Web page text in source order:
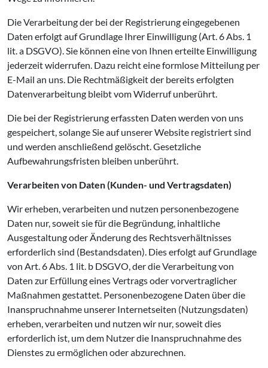
Die Verarbeitung der bei der Registrierung eingegebenen
Daten erfolgt auf Grundlage Ihrer Einwilligung (Art. 6 Abs. 1
lit. a DSGVO). Sie können eine von Ihnen erteilte Einwilligung
jederzeit widerrufen. Dazu reicht eine formlose Mitteilung per
E-Mail an uns. Die Rechtmäßigkeit der bereits erfolgten
Datenverarbeitung bleibt vom Widerruf unberührt.
Die bei der Registrierung erfassten Daten werden von uns
gespeichert, solange Sie auf unserer Website registriert sind
und werden anschließend gelöscht. Gesetzliche
Aufbewahrungsfristen bleiben unberührt.
Verarbeiten von Daten (Kunden- und Vertragsdaten)
Wir erheben, verarbeiten und nutzen personenbezogene
Daten nur, soweit sie für die Begründung, inhaltliche
Ausgestaltung oder Änderung des Rechtsverhältnisses
erforderlich sind (Bestandsdaten). Dies erfolgt auf Grundlage
von Art. 6 Abs. 1 lit. b DSGVO, der die Verarbeitung von
Daten zur Erfüllung eines Vertrags oder vorvertraglicher
Maßnahmen gestattet. Personenbezogene Daten über die
Inanspruchnahme unserer Internetseiten (Nutzungsdaten)
erheben, verarbeiten und nutzen wir nur, soweit dies
erforderlich ist, um dem Nutzer die Inanspruchnahme des
Dienstes zu ermöglichen oder abzurechnen.